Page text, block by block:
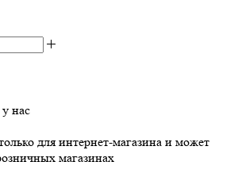
нас
для интернет-магазина и может
магазинах